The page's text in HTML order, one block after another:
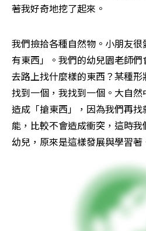
著我好奇地挖了起來。
我們撿拾各種自然物。小朋友
有東西」。我們的幼兒園老師
去路上找什麼樣的東西？某種
找到一個，我找到一個。大自
造成「搶東西」，因為我們再
能，比較不會造成衝突，這時
幼兒，原來是這樣發展與學習著